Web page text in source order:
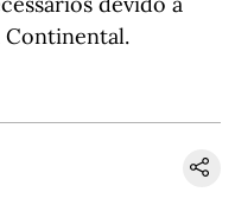
Continental.